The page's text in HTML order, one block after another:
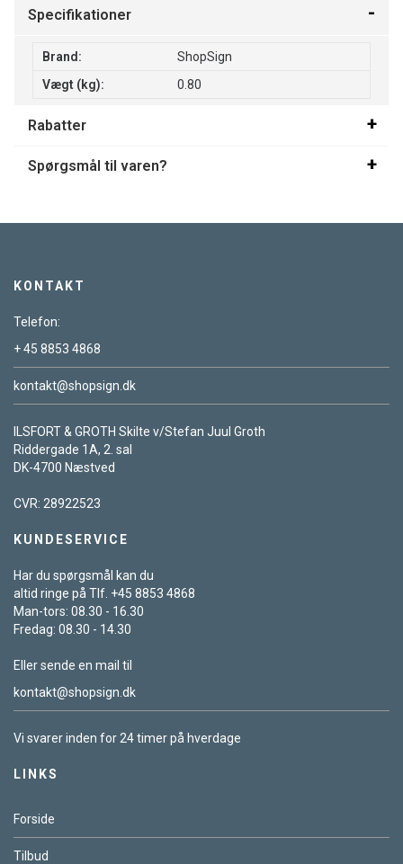
Specifikationer
Brand:
ShopSign
Vægt (kg):
0.80
Rabatter
Spørgsmål til varen?
KONTAKT
Telefon:
+ 45 8853 4868
kontakt@shopsign.dk
ILSFORT & GROTH Skilte v/Stefan Juul Groth
Riddergade 1A, 2. sal
DK-4700 Næstved
CVR: 28922523
KUNDESERVICE
Har du spørgsmål kan du
altid ringe på Tlf. +45 8853 4868
Man-tors: 08.30 - 16.30
Fredag: 08.30 - 14.30
Eller sende en mail til
kontakt@shopsign.dk
Vi svarer inden for 24 timer på hverdage
LINKS
Forside
Tilbud